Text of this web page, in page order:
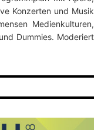
Konzerten und Musik
Medienkulturen,
Dummies. Moderiert